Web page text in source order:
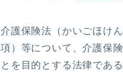
介護保険法（かいごほけ
項）等について、介護保
とを目的とする法律であ